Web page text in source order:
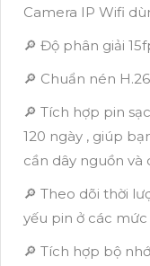
Camera IP Wifi
🔎 Độ phân giải
🔎 Chuẩn nén
🔎 Tích hợp pin
120 ngày , giúp
cần dây nguồn và
🔎 Theo dõi thời
yếu pin ở các mức
🔎 Tích hợp bộ